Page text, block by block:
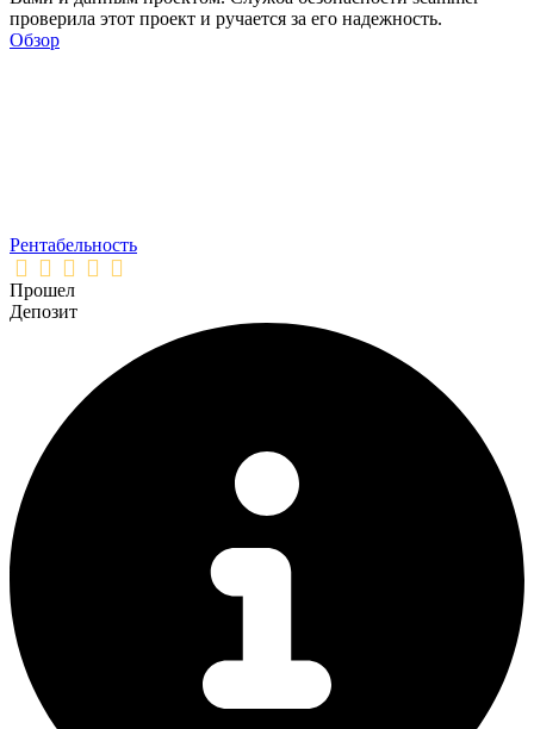
проверила этот проект и ручается за его надежность.
Обзор
Рентабельность
Прошел
Депозит